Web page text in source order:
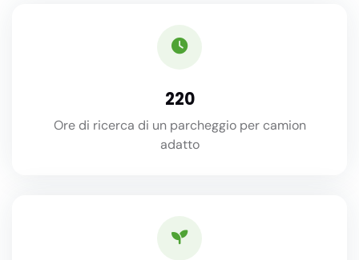
220
Ore di ricerca di un parcheggio per camion
adatto